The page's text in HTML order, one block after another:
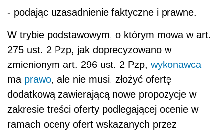
- podając uzasadnienie faktyczne i prawne.
W trybie podstawowym, o którym mowa w art.
275 ust. 2 Pzp, jak doprecyzowano w
zmienionym art. 296 ust. 2 Pzp, wykonawca
ma prawo, ale nie musi, złożyć ofertę
dodatkową zawierającą nowe propozycje w
zakresie treści oferty podlegającej ocenie w
ramach oceny ofert wskazanych przez